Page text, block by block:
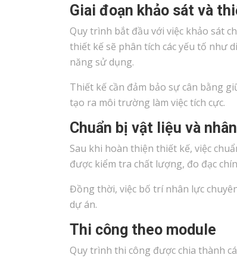
Giai đoạn khảo sát và
Quy trình bắt đầu với việc khảo sát
thiết kế sẽ phân tích các yếu tố như
năng sử dụng.
Thiết kế cần đảm bảo sự cân bằng
tạo ra môi trường làm việc tích cực.
Chuẩn bị vật liệu và
Sau khi hoàn thiện thiết kế, việc
được kiểm tra chất lượng, đo đạc
Đồng thời, việc bố trí nhân lực
dự án.
Thi công theo module
Quy trình thi công được chia thành